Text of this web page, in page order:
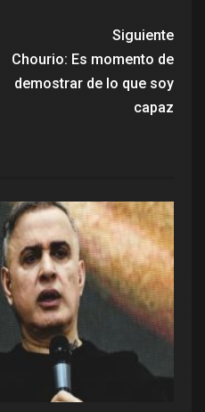
Siguiente
Chourio: Es momento de
demostrar de lo que soy
capaz